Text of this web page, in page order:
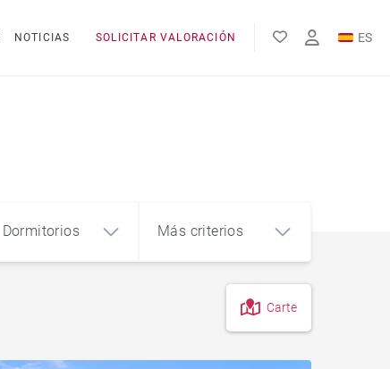
NOTICIAS SOLICITAR VALORACIÓN ES
EN
Dormitorios Más criterios
Carte